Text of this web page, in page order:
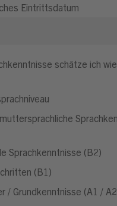
Eintrittsdatum
schätze ich
Sprachkenntnisse (B2)
(B1)
/ Grundkenntnisse (A1 /